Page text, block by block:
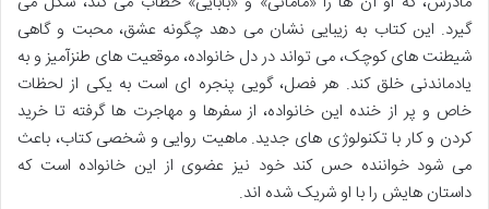
گیرد. این کتاب به زیبایی نشان می دهد چگونه عشق، محبت و گاهی
شیطنت های کوچک، می تواند در دل خانواده، موقعیت های طنزآمیز و به
یادماندنی خلق کند. هر فصل، گویی پنجره ای است به یکی از لحظات
خاص و پر از خنده این خانواده، از سفرها و مهاجرت ها گرفته تا خرید
کردن و کار با تکنولوژی های جدید. ماهیت روایی و شخصی کتاب، باعث
می شود خواننده حس کند خود نیز عضوی از این خانواده است که
داستان هایش را با او شریک شده اند.